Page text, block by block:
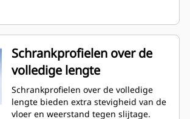
Schrankprofielen over de
volledige lengte
Schrankprofielen over de volledige
lengte bieden extra stevigheid van de
vloer en weerstand tegen slijtage.